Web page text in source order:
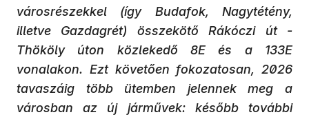
városrészekkel (így Budafok, Nagytétény,
illetve Gazdagrét) összekötő Rákóczi út -
Thököly úton közlekedő 8E és a 133E
vonalakon. Ezt követően fokozatosan, 2026
tavaszáig több ütemben jelennek meg a
városban az új járművek: később további